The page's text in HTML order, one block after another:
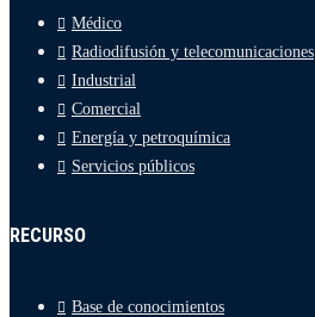
Médico
Radiodifusión y telecomunicaciones
Industrial
Comercial
Energía y petroquímica
Servicios públicos
RECURSO
Base de conocimientos